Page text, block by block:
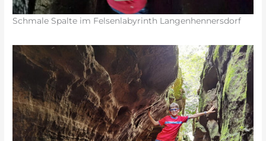
Schmale Spalte im Felsenlabyrinth Langenhennersdorf